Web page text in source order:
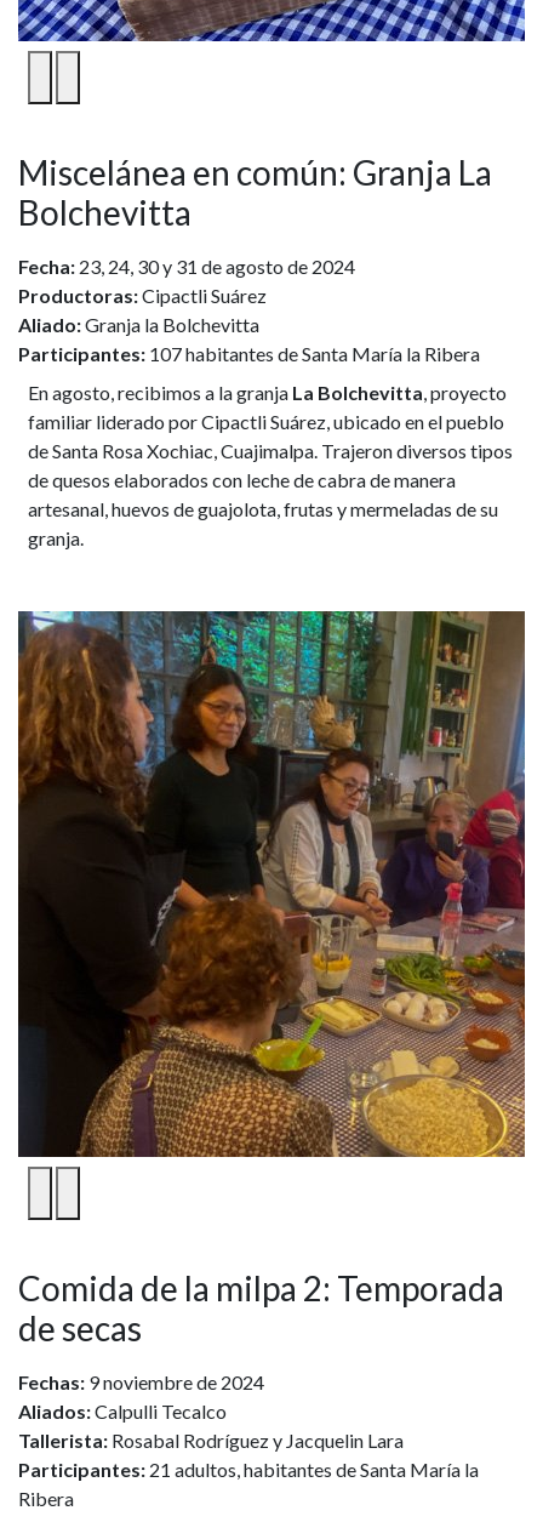
Miscelánea en común: Granja La
Bolchevitta
Fecha: 23, 24, 30 y 31 de agosto de 2024
Productoras:Cipactli Suárez
Aliado:Granja la Bolchevitta
Participantes: 107 habitantes de Santa María la Ribera
En agosto, recibimos a la granja La Bolchevitta, proyecto
familiar liderado por Cipactli Suárez, ubicado en el pueblo
de Santa Rosa Xochiac, Cuajimalpa. Trajeron diversos tipos
de quesos elaborados con leche de cabra de manera
artesanal, huevos de guajolota, frutas y mermeladas de su
granja.
Comida de la milpa 2: Temporada
de secas
Fechas: 9 noviembre de 2024
Aliados:Calpulli Tecalco
Tallerista: Rosabal Rodríguez y Jacquelin Lara
Participantes: 21 adultos, habitantes de Santa María la
Ribera